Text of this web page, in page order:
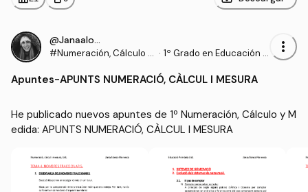
@Janaalonso
#Numeración, Cálculo y
· 1º Grado en Educación P
more_vert
Apuntes-APUNTS NUMERACIÓ, CÀLCUL I MESURA
He publicado nuevos apuntes de 1º Numeración, Cálculo y M
edida: APUNTS NUMERACIÓ, CÀLCUL I MESURA